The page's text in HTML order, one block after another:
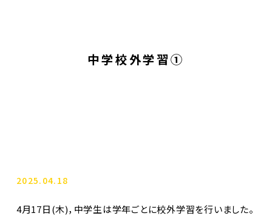
中学校外学習①
2025.04.18
4月17日(木)，中学生は学年ごとに校外学習を行いました。